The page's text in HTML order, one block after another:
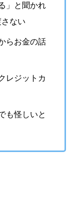
」と聞かれ
ない
らお金の話
レジットカ
も怪しいと